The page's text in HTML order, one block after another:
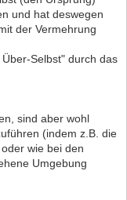
und hat deswegen
der Vermehrung
Selbst" durch das
sind aber wohl
(indem z.B. die
wie bei den
Umgebung